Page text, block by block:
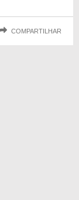
COMPARTILHAR